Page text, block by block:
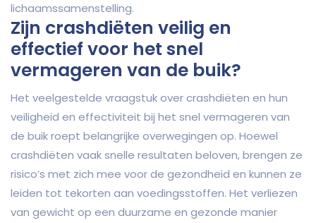
lichaamssamenstelling.
Zijn crashdiëten veilig en
effectief voor het snel
vermageren van de buik?
Het veelgestelde vraagstuk over crashdiëten en hun
veiligheid en effectiviteit bij het snel vermageren van
de buik roept belangrijke overwegingen op. Hoewel
crashdiëten vaak snelle resultaten beloven, brengen ze
risico’s met zich mee voor de gezondheid en kunnen ze
leiden tot tekorten aan voedingsstoffen. Het verliezen
van gewicht op een duurzame en gezonde manier